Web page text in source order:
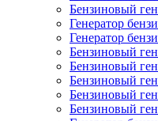
Бензиновый
Генератор
Генератор
Бензиновый
Бензиновый
Бензиновый
Бензиновый
Бензиновый